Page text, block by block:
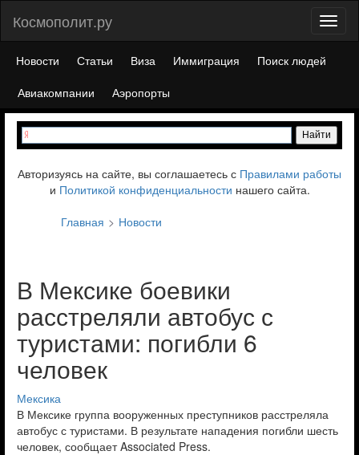
Космополит.ру
Новости Статьи Виза Иммиграция
Поиск людей
Авиакомпании
Аэропорты
Авторизуясь на сайте, вы соглашаетесь с Правилами работы
и Политикой конфиденциальности нашего сайта.
Главная
Новости
В Мексике боевики
расстреляли автобус с
туристами: погибли 6
человек
Мексика
В Мексике группа вооруженных преступников расстреляла
автобус с туристами. В результате нападения погибли шесть
человек, сообщает Associated Press.